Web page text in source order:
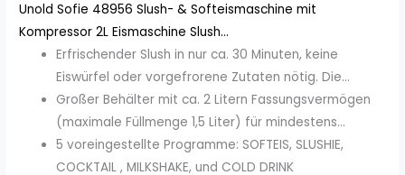
Unold Sofie 48956 Slush- & Softeismaschine mit
Kompressor 2L Eismaschine Slush...
Erfrischender Slush in nur ca. 30 Minuten, keine
Eiswürfel oder vorgefrorene Zutaten nötig. Die...
Großer Behälter mit ca. 2 Litern Fassungsvermögen
(maximale Füllmenge 1,5 Liter) für mindestens...
5 voreingestellte Programme: SOFTEIS, SLUSHIE,
COCKTAIL , MILKSHAKE, und COLD DRINK